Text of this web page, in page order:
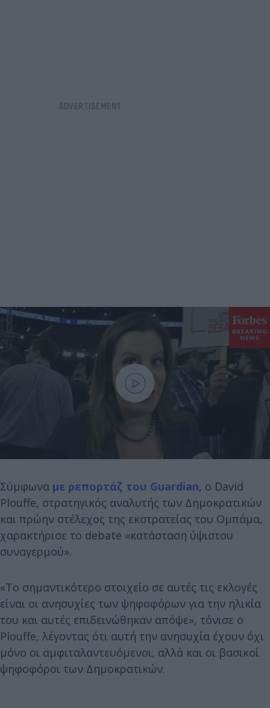
Σύμφωνα με ρεπορτάζ του Guardian, ο David
Plouffe, στρατηγικός αναλυτής των Δημοκρατικών
και πρώην στέλεχος της εκστρατείας του Ομπάμα,
χαρακτήρισε το debate «κατάσταση ύψιστου
συναγερμού».
«Το σημαντικότερο στοιχείο σε αυτές τις εκλογές
είναι οι ανησυχίες των ψηφοφόρων για την ηλικία
του και αυτές επιδεινώθηκαν απόψε», τόνισε ο
Plouffe, λέγοντας ότι αυτή την ανησυχία έχουν όχι
μόνο οι αμφιταλαντευόμενοι, αλλά και οι βασικοί
ψηφοφόροι των Δημοκρατικών.